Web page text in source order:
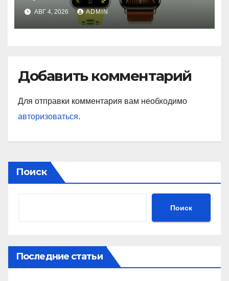
с GPS и автономностью до
26 дней
АВГ 4, 2026 ADMIN
Добавить комментарий
Для отправки комментария вам необходимо
авторизоваться.
Поиск
Поиск
Последние статьи